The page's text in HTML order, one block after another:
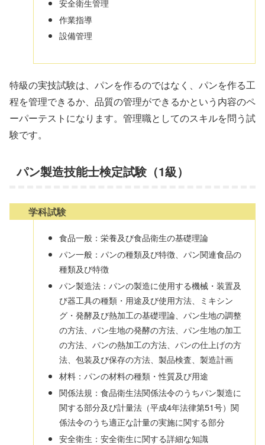
作業指導
設備管理
特級の実技試験は、パンを作るのではなく、パンを作る工
程を管理できるか、品質の管理ができるかという内容のペ
ーパーテストになります。管理職としてのスキルを問う試
験です。
パン製造技能士検定試験（1級）
学科試験
食品一般：栄養及び食品衛生の基礎理論
パン一般：パンの種類及び特徴、パン関連食品の
種類及び特徴
パン製造法：パンの製造に使用する機械・装置及
び器工具の種類・用途及び使用方法、ミキシン
グ・発酵及び熱加工の基礎理論、パン生地の調整
の方法、パン生地の発酵の方法、パン生地の加工
の方法、パンの熱加工の方法、パンの仕上げの方
法、包装及び保存の方法、製品検査、製造計画
材料：パンの材料の種類・性質及び用途
関係法規：食品衛生法関係法令のうちパン製造に
関する部分及び計量法（平成4年法律第51号）関
係法令のうち適正な計量の実施に関する部分
安全衛生：安全衛生に関する詳細な知識